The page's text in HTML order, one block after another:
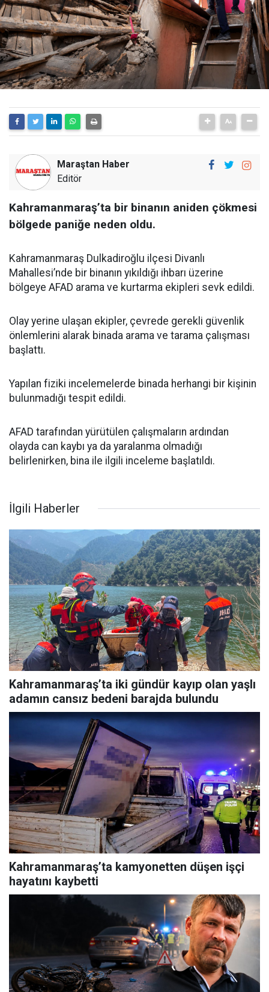
Maraştan Haber
Editör
Kahramanmaraş’ta bir binanın aniden çökmesi
bölgede paniğe neden oldu.
Kahramanmaraş Dulkadiroğlu ilçesi Divanlı
Mahallesi’nde bir binanın yıkıldığı ihbarı üzerine
bölgeye AFAD arama ve kurtarma ekipleri sevk edildi.
Olay yerine ulaşan ekipler, çevrede gerekli güvenlik
önlemlerini alarak binada arama ve tarama çalışması
başlattı.
Yapılan fiziki incelemelerde binada herhangi bir kişinin
bulunmadığı tespit edildi.
AFAD tarafından yürütülen çalışmaların ardından
olayda can kaybı ya da yaralanma olmadığı
belirlenirken, bina ile ilgili inceleme başlatıldı.
İlgili Haberler
Kahramanmaraş’ta iki gündür kayıp olan yaşlı
adamın cansız bedeni barajda bulundu
Kahramanmaraş’ta kamyonetten düşen işçi
hayatını kaybetti